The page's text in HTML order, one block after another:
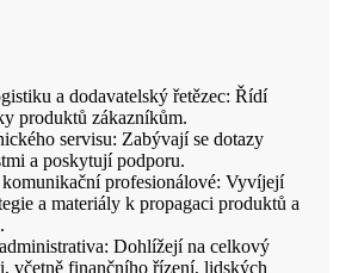
a dodavatelský řetězec: Řídí
produktů zákazníkům.
servisu: Zabývají se dotazy
a poskytují podporu.
profesionálové: Vyvíjejí
a materiály k propagaci produktů a
Dohlížejí na celkový
včetně finančního řízení, lidských